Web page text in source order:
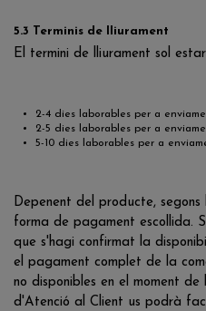
5.3 Terminis de lliurament
El termini de lliurament sol
2-4 dies laborables per a
2-5 dies laborables per a
5-10 dies laborables per a
Depenent del producte,
forma de pagament escollida.
que s'hagi confirmat la
el pagament complet de la
no disponibles en el moment
d'Atenció al Client us podrà